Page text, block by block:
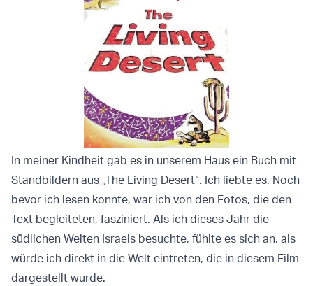
In meiner Kindheit gab es in unserem Haus ein Buch mit
Standbildern aus „The Living Desert“. Ich liebte es. Noch
bevor ich lesen konnte, war ich von den Fotos, die den
Text begleiteten, fasziniert. Als ich dieses Jahr die
südlichen Weiten Israels besuchte, fühlte es sich an, als
würde ich direkt in die Welt eintreten, die in diesem Film
dargestellt wurde.